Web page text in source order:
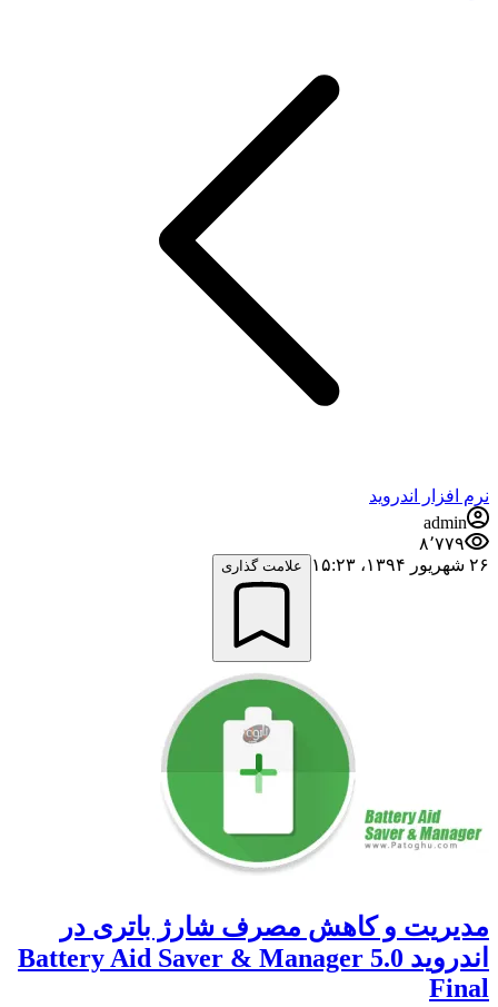
نرم افزار اندروید
admin
۸٬۷۷۹
۲۶ شهریور ۱۳۹۴،‏ ۱۵:۲۳
علامت گذاری
مدیریت و کاهش مصرف شارژ باتری در
اندروید Battery Aid Saver & Manager 5.0
Final